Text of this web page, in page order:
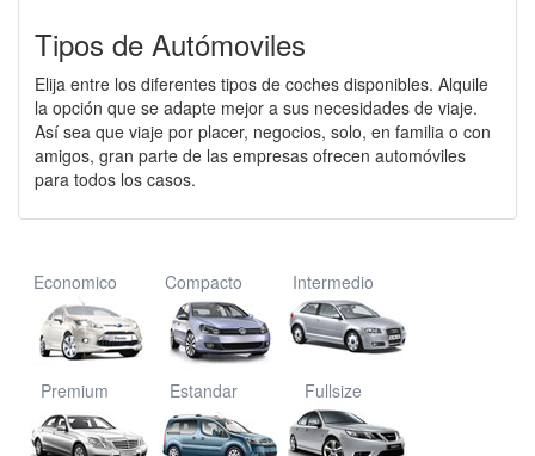
Tipos de Autómoviles
Elija entre los diferentes tipos de coches disponibles. Alquile
la opción que se adapte mejor a sus necesidades de viaje.
Así sea que viaje por placer, negocios, solo, en familia o con
amigos, gran parte de las empresas ofrecen automóviles
para todos los casos.
Economico Compacto Intermedio
Premium Estandar Fullsize